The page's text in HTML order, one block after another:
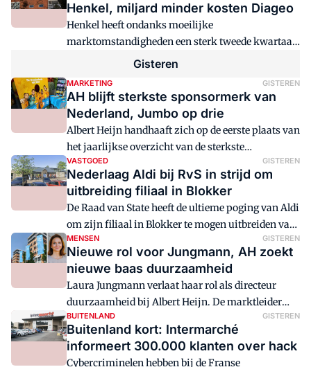
Henkel, miljard minder kosten Diageo
Henkel heeft ondanks moeilijke
marktomstandigheden een sterk tweede kwartaal
achter de rug en stelt zijn omzetverwachting voor
voor een miljard in de kosten snijden.
gisteren
MARKETING GISTEREN
AH blijft sterkste sponsormerk van
Nederland, Jumbo op drie
Albert Heijn handhaaft zich op de eerste plaats van
het jaarlijkse overzicht van de sterkste
sponsormerken van onderzoeksbureau Hendrik
Beerda.
VASTGOED GISTEREN
Nederlaag Aldi bij RvS in strijd om
uitbreiding filiaal in Blokker
De Raad van State heeft de ultieme poging van Aldi
om zijn filiaal in Blokker te mogen uitbreiden van
tafel geveegd.
MENSEN GISTEREN
Nieuwe rol voor Jungmann, AH zoekt
nieuwe baas duurzaamheid
Laura Jungmann verlaat haar rol als directeur
duurzaamheid bij Albert Heijn. De marktleider
zoekt een opvolger.
BUITENLAND GISTEREN
Buitenland kort: Intermarché
informeert 300.000 klanten over hack
Cybercriminelen hebben bij de Franse